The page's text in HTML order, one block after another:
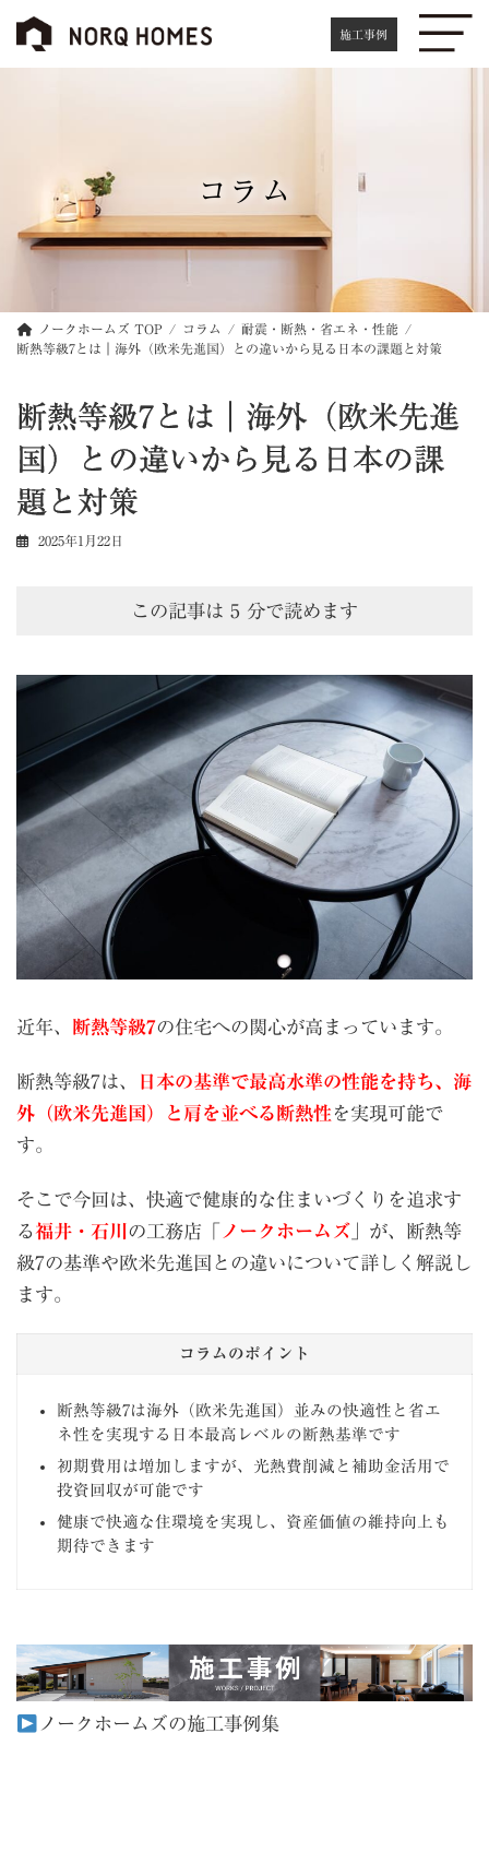
施工事例
コラム
ノークホームズ TOP コラム
耐震・断熱・省エネ・性能
断熱等級7とは｜海外（欧米先進国）との違いから見る日本の課題と対策
断熱等級7とは｜海外（欧米先進
国）との違いから見る日本の課
題と対策
2025年1月22日
この記事は 5 分で読めます
近年、 断熱等級7の住宅への関心が高まっています。
断熱等級7は、
日本の基準で最高水準の性能を持ち、海
外（欧米先進国）と肩を並べる断熱性 を実現可能で
す。
そこで今回は、快適で健康的な住まいづくりを追求す
る福井・石川 の工務店「 ノークホームズ 」が、断熱等
級7の基準や欧米先進国との違いについて詳しく解説し
ます。
コラムのポイント
断熱等級7は海外（欧米先進国）並みの快適性と省エ
ネ性を実現する日本最高レベルの断熱基準です
初期費用は増加しますが、光熱費削減と補助金活用で
投資回収が可能です
健康で快適な住環境を実現し、資産価値の維持向上も
期待できます
ノークホームズの施工事例集